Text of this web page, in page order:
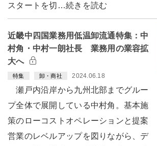
スタートを切…続きを読む
近畿中四国業務用低温卸流通特集：中
村角・中村一朗社長 業務用の業容拡
大へ
特集 卸・商社 2024.06.18
瀬戸内沿岸から九州北部までグルー
プ全体で展開している中村角。基本施
策のローコストオペレーションと提案
営業のレベルアップを図りながら、デ